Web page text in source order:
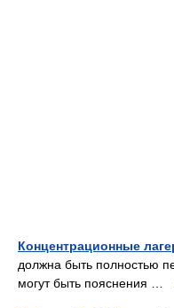
Концентрационные
должна быть полностью
могут быть пояснения …